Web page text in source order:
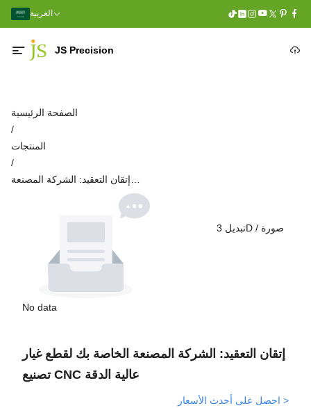
العربية
JS Precision
الصفحة الرئيسية
/
المنتجات
/
إتقان التعقيد: الشركة المصنعة
تبديل 3D / صورة
No data
إتقان التعقيد: الشركة المصنعة الخاصة بك لقطع غيار
تصنيع CNC عالية الدقة
احصل على أحدث الأسعار >